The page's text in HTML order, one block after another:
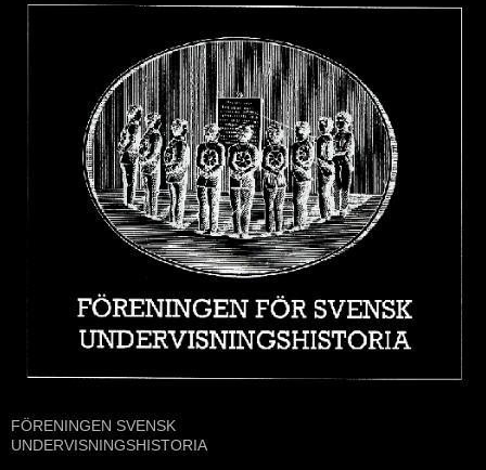
FÖRENINGEN SVENSK
UNDERVISNINGSHISTORIA